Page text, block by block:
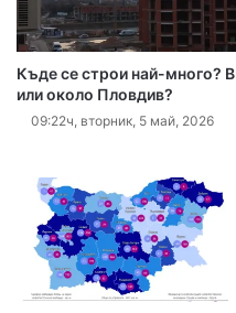
Къде се строи най-много? В
или около Пловдив?
09:22ч, вторник, 5 май, 2026